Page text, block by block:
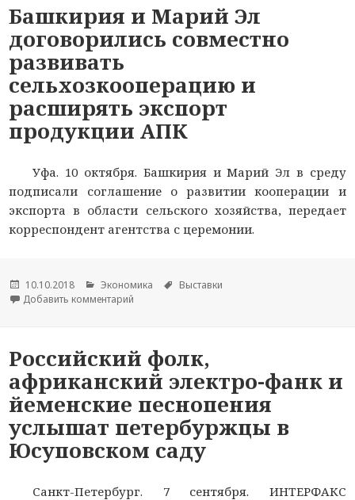
Башкирия и Марий Эл
договорились совместно
развивать
сельхозкооперацию и
расширять экспорт
продукции АПК
Уфа. 10 октября. Башкирия и Марий Эл в среду
подписали соглашение о развитии кооперации и
экспорта в области сельского хозяйства, передает
корреспондент агентства с церемонии.
Опубликовано
10.10.2018 Рубрики
Экономика Метки
Выставки
Добавить комментарий
Российский фолк,
африканский электро-фанк и
йеменские песнопения
услышат петербуржцы в
Юсуповском саду
Санкт-Петербург. 7 сентября. ИНТЕРФАКС